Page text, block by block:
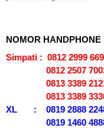
NOMOR HANDPHONE
Simpati : 0812 2999
0812 2507
0813 3389
0813 3389
XL : 0819 2888
0819 1460